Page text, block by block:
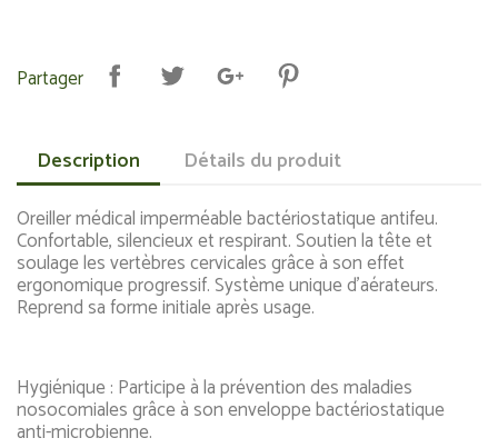
Partager
Description Détails du produit
Oreiller médical imperméable bactériostatique antifeu.
Confortable, silencieux et respirant. Soutien la tête et
soulage les vertèbres cervicales grâce à son effet
ergonomique progressif. Système unique d’aérateurs.
Reprend sa forme initiale après usage.
Hygiénique : Participe à la prévention des maladies
nosocomiales grâce à son enveloppe bactériostatique
anti-microbienne.